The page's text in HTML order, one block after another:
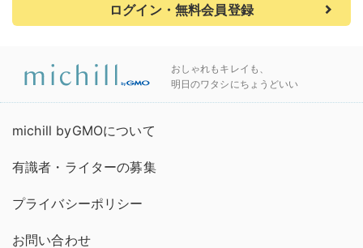
ログイン・無料会員登録
おしゃれもキレイも、
明日のワタシにちょうどいい
michill byGMOについて
有識者・ライターの募集
プライバシーポリシー
お問い合わせ